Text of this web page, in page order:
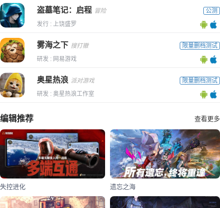
盗墓笔记：启程 冒险
公测
发行 : 上饶盛罗
雾海之下 搜打撤
限量删档测试
研发 : 网易游戏
奥星热浪 派对游戏
限量删档测试
研发 : 奥星热浪工作室
编辑推荐 查看更多
失控进化 遗忘之海